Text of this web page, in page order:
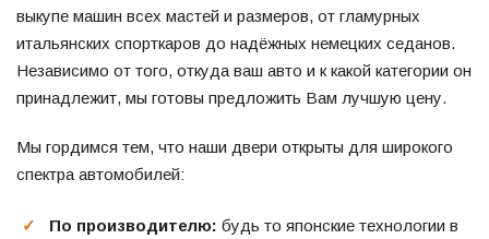
выкупе машин всех мастей и размеров, от гламурных
итальянских спорткаров до надёжных немецких седанов.
Независимо от того, откуда ваш авто и к какой категории он
принадлежит, мы готовы предложить Вам лучшую цену.
Мы гордимся тем, что наши двери открыты для широкого
спектра автомобилей:
По производителю: будь то японские технологии в